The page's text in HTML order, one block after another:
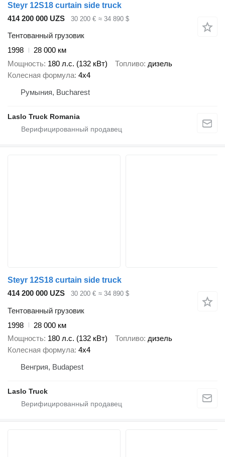
Steyr 12S18 curtain side truck
414 200 000 UZS
30 200 € ≈ 34 890 $
Тентованный грузовик
1998
28 000 км
Мощность 180 л.с. (132 кВт) Топливо дизель
Колесная формула 4x4
Румыния, Bucharest
Laslo Truck Romania
Steyr 12S18 curtain side truck
414 200 000 UZS
30 200 € ≈ 34 890 $
Тентованный грузовик
1998
28 000 км
Мощность 180 л.с. (132 кВт) Топливо дизель
Колесная формула 4x4
Венгрия, Budapest
Laslo Truck